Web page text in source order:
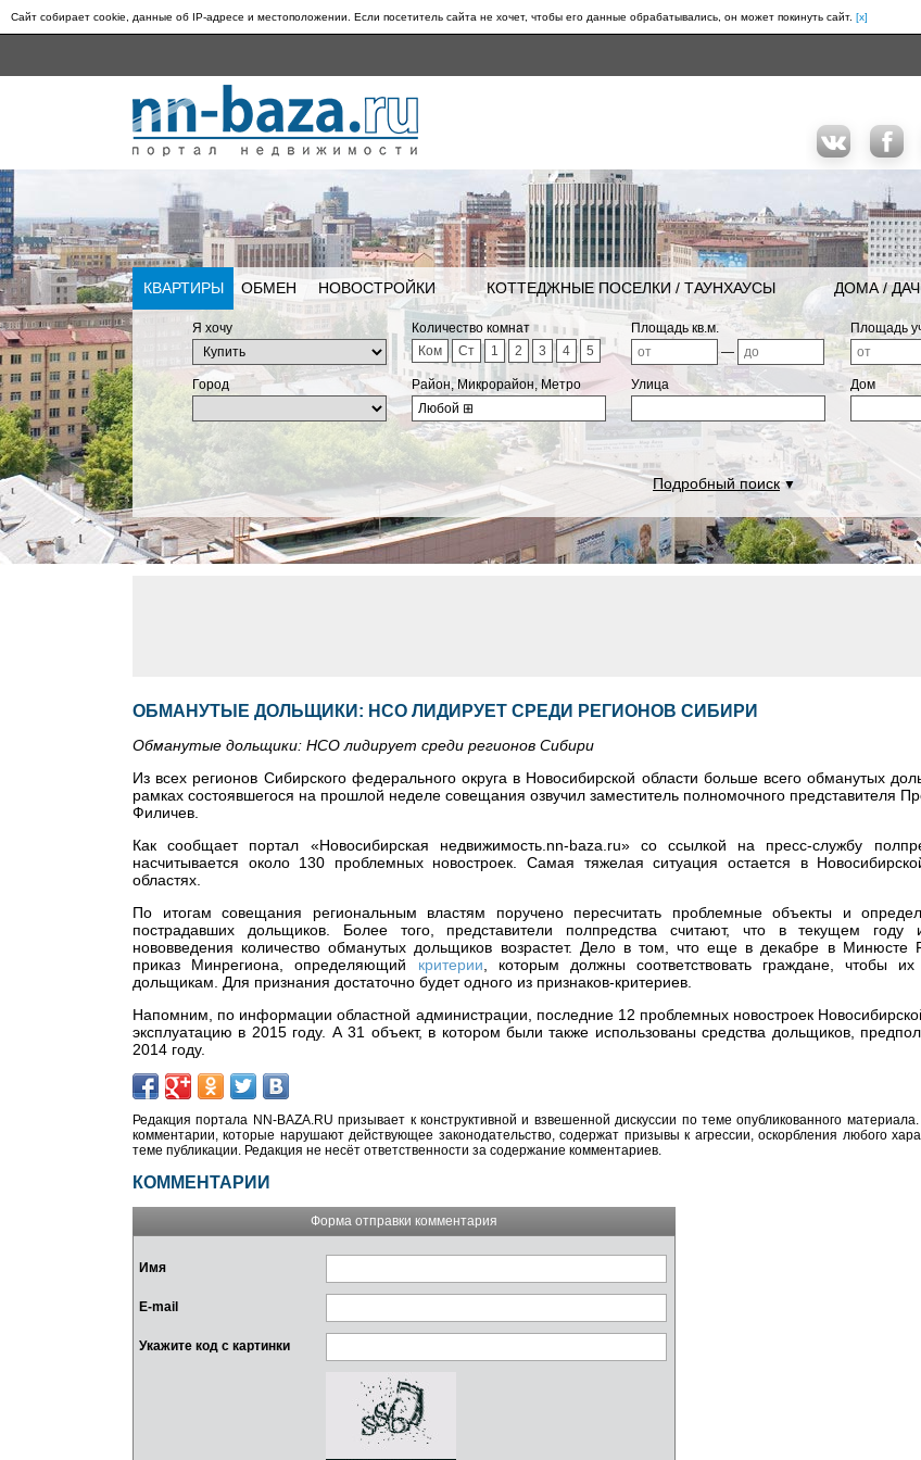
Сайт собирает cookie, данные об IP-адресе и местоположении. Если посетитель сайта не хочет, чтобы его данные обрабатывались, он может покинуть сайт. [x]
КВАРТИРЫ ОБМЕН НОВОСТРОЙКИ КОТТЕДЖНЫЕ ПОСЕЛКИ / ТАУНХАУСЫ ДОМА /
Я хочу
Количество комнат
Ком
Ст 1 2 3 4 5
Площадь кв.м.
—
Площадь
Город
Район, Микрорайон, Метро
Любой ⊞
Улица Дом
Подробный поиск▼
ОБМАНУТЫЕ ДОЛЬЩИКИ: НСО ЛИДИРУЕТ СРЕДИ РЕГИОНОВ СИБИРИ
Обманутые дольщики: НСО лидирует среди регионов Сибири
Из всех регионов Сибирского федерального округа в Новосибирской области больше всего обманутых
рамках состоявшегося на прошлой неделе совещания озвучил заместитель полномочного представителя
Филичев.
Как сообщает портал «Новосибирская недвижимость.nn-baza.ru» со ссылкой на пресс-службу
насчитывается около 130 проблемных новостроек. Самая тяжелая ситуация остается в
областях.
По итогам совещания региональным властям поручено пересчитать проблемные объекты и
пострадавших дольщиков. Более того, представители полпредства считают, что в текущем году
нововведения количество обманутых дольщиков возрастет. Дело в том, что еще в декабре в Минюсте
приказ Минрегиона, определяющий критерии, которым должны соответствовать граждане, чтобы
дольщикам. Для признания достаточно будет одного из признаков-критериев.
Напомним, по информации областной администрации, последние 12 проблемных новостроек
эксплуатацию в 2015 году. А 31 объект, в котором были также использованы средства дольщиков,
2014 году.
Редакция портала NN-BAZA.RU призывает к конструктивной и взвешенной дискуссии по теме опубликованного
комментарии, которые нарушают действующее законодательство, содержат призывы к агрессии, оскорбления любого
теме публикации. Редакция не несёт ответственности за содержание комментариев.
КОММЕНТАРИИ
Форма отправки комментария
Имя
E-mail
Укажите код с картинки